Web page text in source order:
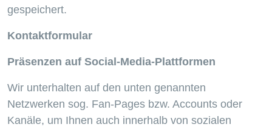
gespeichert.
Kontaktformular
Präsenzen auf Social-Media-Plattformen
Wir unterhalten auf den unten genannten
Netzwerken sog. Fan-Pages bzw. Accounts oder
Kanäle, um Ihnen auch innerhalb von sozialen